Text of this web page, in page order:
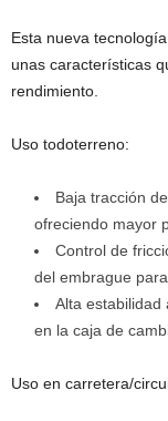
Esta nueva
unas características
rendimiento.
Uso todoterreno:
Baja tracción
ofreciendo mayor
Control de
del embrague
Alta estabilidad
en la caja de
Uso en carretera/